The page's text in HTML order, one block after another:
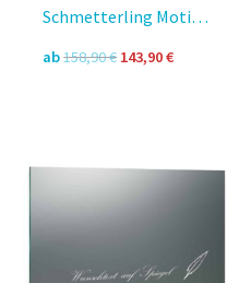
Schmetterling Motiv –
ab158,90€ Ursprünglicher
143,90€Aktueller